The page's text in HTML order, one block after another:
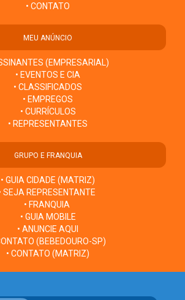
• CONTATO
MEU ANÚNCIO
(EMPRESARIAL)
• EVENTOS E CIA
• CLASSIFICADOS
• EMPREGOS
• CURRÍCULOS
• REPRESENTANTES
GRUPO E FRANQUIA
• GUIA CIDADE (MATRIZ)
SEJA REPRESENTANTE
• FRANQUIA
• GUIA MOBILE
• ANUNCIE AQUI
(BEBEDOURO-SP)
• CONTATO (MATRIZ)